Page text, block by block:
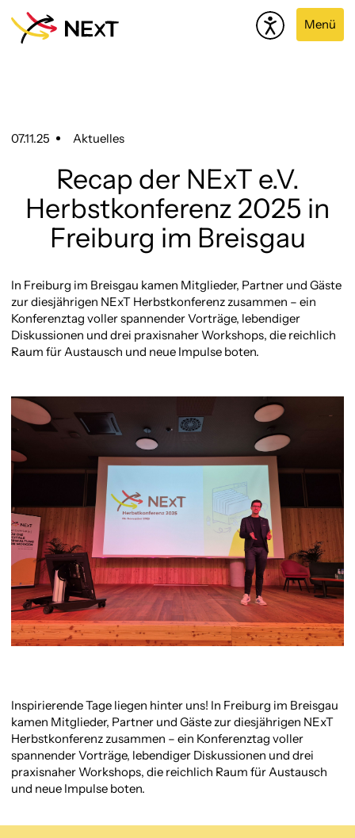
Menü
07.11.25 Aktuelles
Recap der NExT e.V.
Herbstkonferenz 2025 in
Freiburg im Breisgau
In Freiburg im Breisgau kamen Mitglieder, Partner und Gäste
zur diesjährigen NExT Herbstkonferenz zusammen – ein
Konferenztag voller spannender Vorträge, lebendiger
Diskussionen und drei praxisnaher Workshops, die reichlich
Raum für Austausch und neue Impulse boten.
Inspirierende Tage liegen hinter uns! In Freiburg im Breisgau
kamen Mitglieder, Partner und Gäste zur diesjährigen NExT
Herbstkonferenz zusammen – ein Konferenztag voller
spannender Vorträge, lebendiger Diskussionen und drei
praxisnaher Workshops, die reichlich Raum für Austausch
und neue Impulse boten.